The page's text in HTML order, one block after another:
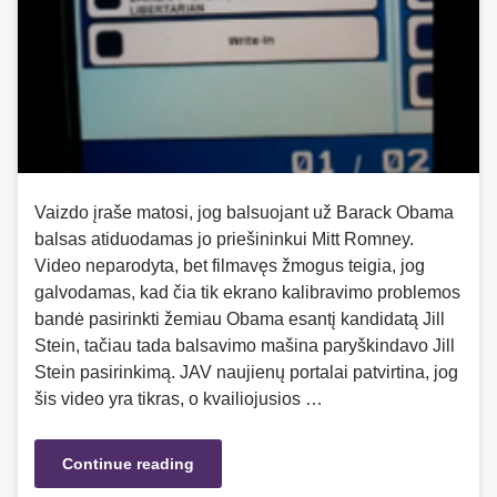
Vaizdo įraše matosi, jog balsuojant už Barack Obama
balsas atiduodamas jo priešininkui Mitt Romney.
Video neparodyta, bet filmavęs žmogus teigia, jog
galvodamas, kad čia tik ekrano kalibravimo problemos
bandė pasirinkti žemiau Obama esantį kandidatą Jill
Stein, tačiau tada balsavimo mašina paryškindavo Jill
Stein pasirinkimą. JAV naujienų portalai patvirtina, jog
šis video yra tikras, o kvailiojusios …
Continue reading